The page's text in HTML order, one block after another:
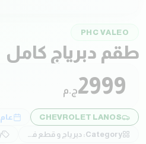
PHC VALEO
طقم دبرياج كامل
2999ج.م
CHEVROLET LANOS
عام
Category: دبرياج و قطع فتيس